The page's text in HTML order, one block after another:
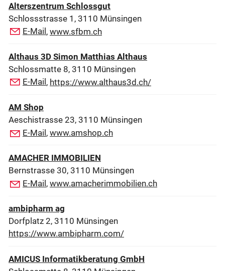
Alterszentrum Schlossgut
Schlossstrasse 1, 3110 Münsingen
E-Mail , www.sfbm.ch
Althaus 3D Simon Matthias Althaus
Schlossmatte 8, 3110 Münsingen
E-Mail , https://www.althaus3d.ch/
AM Shop
Aeschistrasse 23, 3110 Münsingen
E-Mail, www.amshop.ch
AMACHER IMMOBILIEN
Bernstrasse 30, 3110 Münsingen
E-Mail, www.amacherimmobilien.ch
ambipharm ag
Dorfplatz 2, 3110 Münsingen
https://www.ambipharm.com/
AMICUS Informatikberatung GmbH